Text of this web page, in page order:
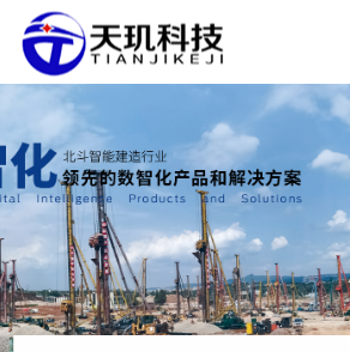
网站首页
系统中心
解决方案
项目案例